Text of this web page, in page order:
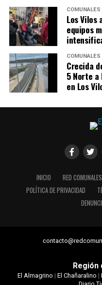
COMUNALES
Los Vilos
equipos
COMUNALES
Crecida
5 Norte
en Los
INICIO RED COMUNALES
POLÍTICA DE PRIVACIDAD
Región
El Almagrino | El Chañaralino |